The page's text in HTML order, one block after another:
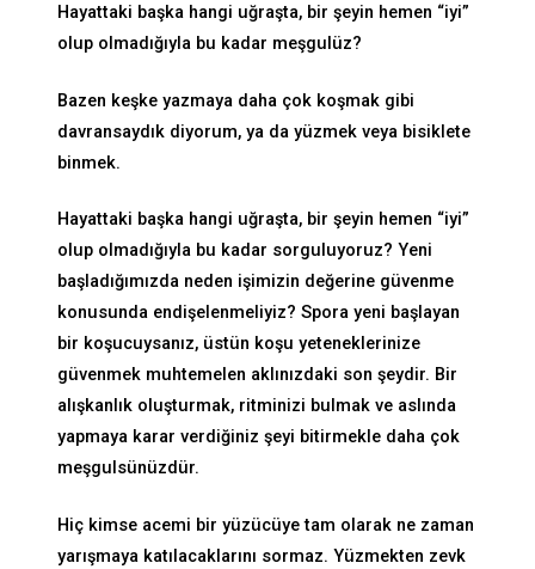
Hayattaki başka hangi uğraşta, bir şeyin hemen “iyi”
olup olmadığıyla bu kadar meşgulüz?
Bazen keşke yazmaya daha çok koşmak gibi
davransaydık diyorum, ya da yüzmek veya bisiklete
binmek.
Hayattaki başka hangi uğraşta, bir şeyin hemen “iyi”
olup olmadığıyla bu kadar sorguluyoruz? Yeni
başladığımızda neden işimizin değerine güvenme
konusunda endişelenmeliyiz? Spora yeni başlayan
bir koşucuysanız, üstün koşu yeteneklerinize
güvenmek muhtemelen aklınızdaki son şeydir. Bir
alışkanlık oluşturmak, ritminizi bulmak ve aslında
yapmaya karar verdiğiniz şeyi bitirmekle daha çok
meşgulsünüzdür.
Hiç kimse acemi bir yüzücüye tam olarak ne zaman
yarışmaya katılacaklarını sormaz. Yüzmekten zevk